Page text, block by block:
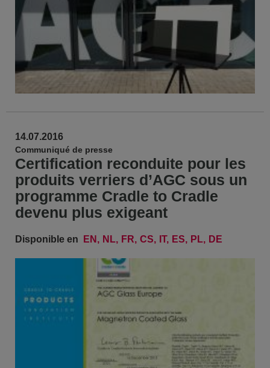
14.07.2016
Communiqué de presse
Certification reconduite pour les
produits verriers d’AGC sous un
programme Cradle to Cradle
devenu plus exigeant
Disponible en EN NL FR CS IT ES PL DE